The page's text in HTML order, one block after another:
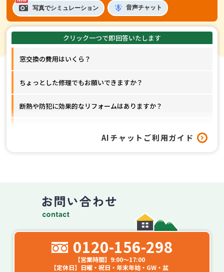
写真でシミュレーション 音声チャット
窓交換の費用はいくら？
ちょっとした修理でもお願いできますか？
断熱や防犯に効果的なリフォームはありますか？
AIチャットご利用ガイド
0120-156-298
【営業時間】9:00～17:00
【定休日】日曜・祝日・年末年始・GW・盆